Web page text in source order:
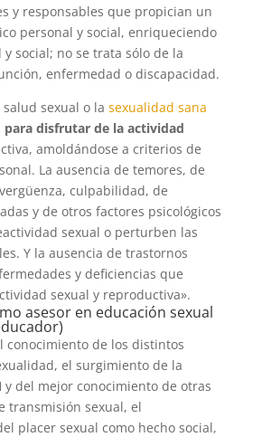
y responsables que propician un
personal y social, enriqueciendo
social; no se trata sólo de la
enfermedad o discapacidad.
salud sexual o la sexualidad sana
disfrutar de la actividad
amoldándose a criterios de
La ausencia de temores, de
culpabilidad, de
y de otros factores psicológicos
sexual o perturben las
Y la ausencia de trastornos
y deficiencias que
sexual y reproductiva».
asesor en educación sexual
conocimiento de los distintos
el surgimiento de la
y del mejor conocimiento de otras
transmisión sexual, el
placer sexual como hecho social,